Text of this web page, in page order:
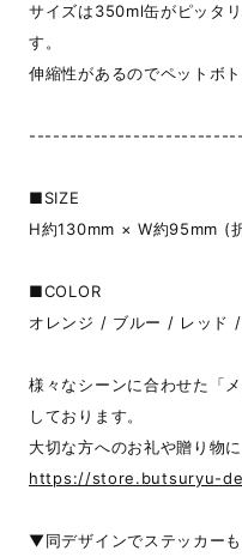
サイズは350ml缶がピッタ
す。
伸縮性があるのでペットボ
■SIZE
H約130mm × W約95mm (
■COLOR
オレンジ / ブルー / レッド
様々なシーンに合わせた「
しております。
大切な方へのお礼や贈り物
https://store.butsuryu-
▼同デザインでステッカー